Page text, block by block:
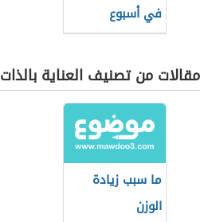
في أسبوع
مقالات من تصنيف العناية بالذات
ما سبب زيادة
الوزن